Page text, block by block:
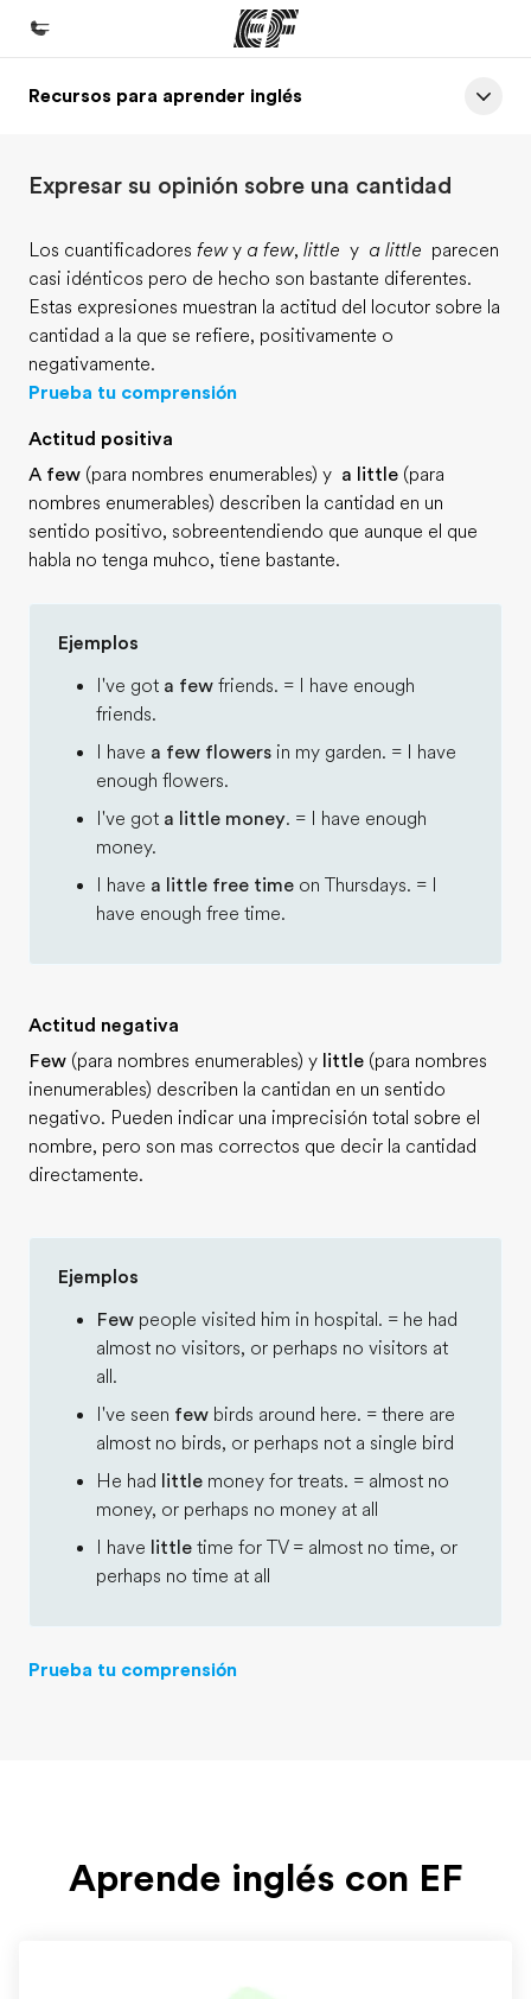
Inicio
Programas
Oficinas
Encontrá una oficina
Sobre nosotros
Uníte al equipo
Recursos para aprender inglés
Expresar su opinión sobre una cantidad
Los cuantificadores fewy a few, little y a little parecen
casi idénticos pero de hecho son bastante diferentes.
Estas expresiones muestran la actitud del locutor sobre la
cantidad a la que se refiere, positivamente o
negativamente.
Prueba tu comprensión
Actitud positiva
A few (para nombres enumerables) y a little (para
nombres enumerables) describen la cantidad en un
sentido positivo, sobreentendiendo que aunque el que
habla no tenga muhco, tiene bastante.
Ejemplos
I've got a few friends. = I have enough
friends.
I have a few flowers in my garden. = I have
enough flowers.
I've got a little money. = I have enough
money.
I have a little free time on Thursdays. = I
have enough free time.
Actitud negativa
Few (para nombres enumerables) y little (para nombres
inenumerables) describen la cantidan en un sentido
negativo. Pueden indicar una imprecisión total sobre el
nombre, pero son mas correctos que decir la cantidad
directamente.
Ejemplos
Few people visited him in hospital. = he had
almost no visitors, or perhaps no visitors at
all.
I've seen few birds around here. = there are
almost no birds, or perhaps not a single bird
He had
little money for treats. = almost no
money, or perhaps no money at all
I have little time for TV = almost no time, or
perhaps no time at all
Prueba tu comprensión
Aprende inglés con EF